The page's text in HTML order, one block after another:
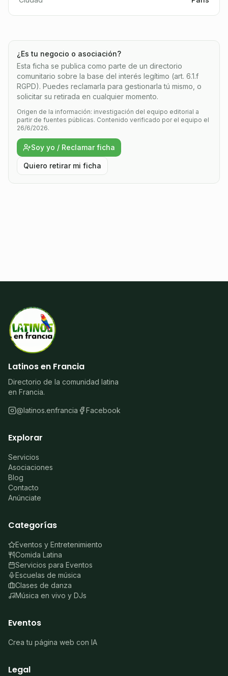
¿Es tu negocio o asociación?
Esta ficha se publica como parte de un directorio
comunitario sobre la base del interés legítimo (art. 6.1.f
RGPD). Puedes reclamarla para gestionarla tú mismo, o
solicitar su retirada en cualquier momento.
Origen de la información: investigación del equipo editorial a
partir de fuentes públicas. Contenido verificado por el equipo el
26/6/2026.
Soy yo / Reclamar ficha
Quiero retirar mi ficha
Latinos en Francia
Directorio de la comunidad latina
en Francia.
@latinos.enfrancia Facebook
Explorar
Servicios
Asociaciones
Blog
Contacto
Anúnciate
Categorías
Eventos y Entretenimiento
Comida Latina
Servicios para Eventos
Escuelas de música
Clases de danza
Música en vivo y DJs
Eventos
Crea tu página web con IA
Legal